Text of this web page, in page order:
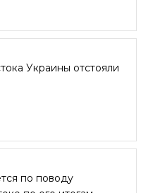
Украины отстояли
по поводу